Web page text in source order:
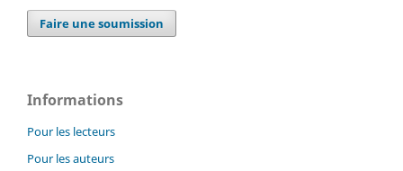
Faire une soumission
Informations
Pour les lecteurs
Pour les auteurs